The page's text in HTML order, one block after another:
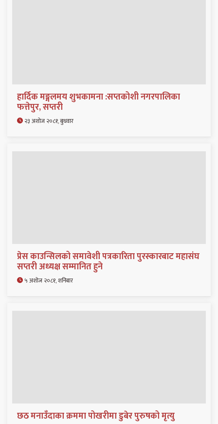
हार्दिक मङ्गलमय शुभकामना :सप्तकोशी नगरपालिका
फत्तेपुर, सप्तरी
२३ अशोज २०८१, बुधवार
प्रेस काउन्सिलको समावेशी पत्रकारिता पुरस्कारबाट महासंघ
सप्तरी अध्यक्ष सम्मानित हुने
५ अशोज २०८१, शनिबार
छठ मनाउँदाका क्रममा पोखरीमा डुबेर पुरुषको मृत्यु